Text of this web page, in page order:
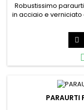
Robustissimo
in acciaio e verniciato
incassato permette
in fuoristrada. La
montare
dell’angolo di

PARAURTI